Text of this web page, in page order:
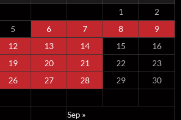
1
2
5 6 7 8
9
12 13 14 15
16
19 20 21 22
23
26 27 28 29
30
Sep »